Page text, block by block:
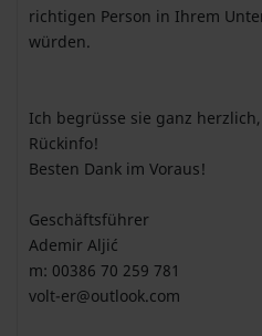
richtigen Person in Ihrem
würden.
Ich begrüsse sie ganz
Rückinfo!
Besten Dank im Voraus!
Geschäftsführer
Ademir Aljić
m: 00386 70 259 781
volt-er@outlook.com